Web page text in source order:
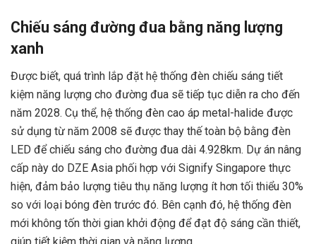
Chiếu sáng đường đua bằng năng lượng
xanh
Được biết, quá trình lắp đặt hệ thống đèn chiếu sáng tiết
kiệm năng lượng cho đường đua sẽ tiếp tục diễn ra cho đến
năm 2028. Cụ thể, hệ thống đèn cao áp metal-halide được
sử dụng từ năm 2008 sẽ được thay thế toàn bộ bằng đèn
LED để chiếu sáng cho đường đua dài 4.928km. Dự án nâng
cấp này do DZE Asia phối hợp với Signify Singapore thực
hiện, đảm bảo lượng tiêu thụ năng lượng ít hơn tối thiểu 30%
so với loại bóng đèn trước đó. Bên cạnh đó, hệ thống đèn
mới không tốn thời gian khởi động để đạt độ sáng cần thiết,